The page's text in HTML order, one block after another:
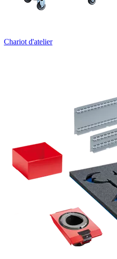
Chariot d'atelier